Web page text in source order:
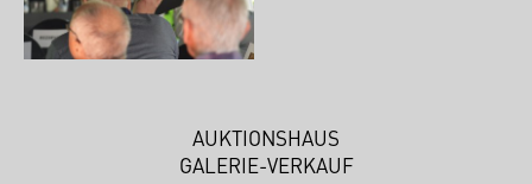
AUKTIONSHAUS
GALERIE-VERKAUF